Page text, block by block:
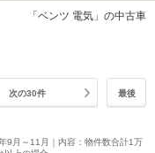
「ベンツ 電気」の中古車
次の30件 最後
9月～11月｜内容：物件数合計1万